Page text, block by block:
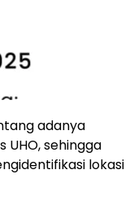
adanya
sehingga
lokasi